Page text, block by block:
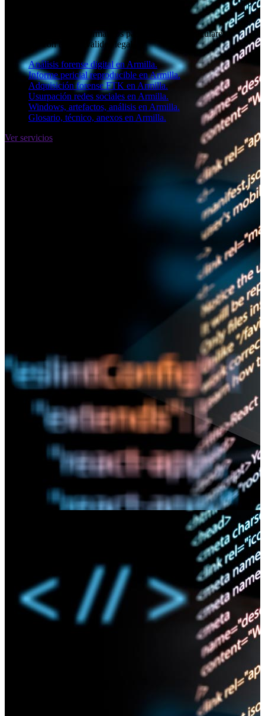
Informes periciales informáticos para empresas, particulares y
abogados con toda la validez legal.
Análisis forense digital en Armilla.
Informe pericial reproducible en Armilla.
Adquisición forense FTK en Armilla.
Usurpación redes sociales en Armilla.
Windows, artefactos, análisis en Armilla.
Glosario, técnico, anexos en Armilla.
Ver servicios